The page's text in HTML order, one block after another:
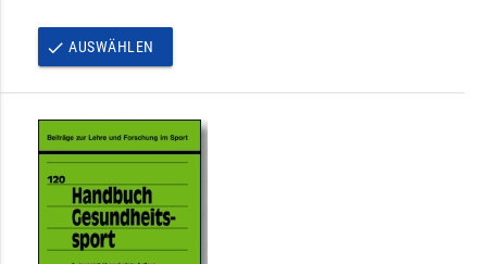
done AUSWÄHLEN